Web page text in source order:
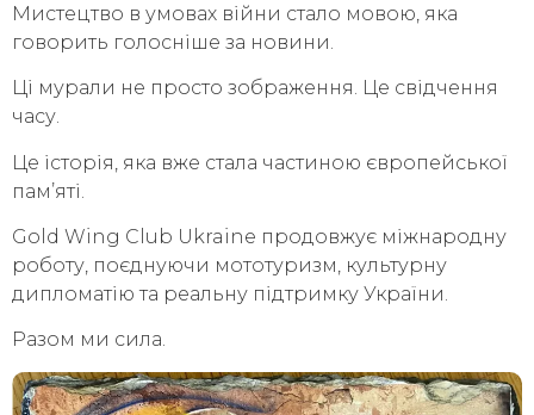
Мистецтво в умовах війни стало мовою, яка
говорить голосніше за новини.
Ці мурали не просто зображення. Це свідчення
часу.
Це історія, яка вже стала частиною європейської
пам’яті.
Gold Wing Club Ukraine продовжує міжнародну
роботу, поєднуючи мототуризм, культурну
дипломатію та реальну підтримку України.
Разом ми сила.